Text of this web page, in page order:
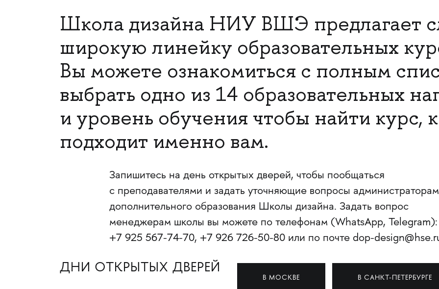
Школа дизайна НИУ ВШЭ предлагает
широкую линейку образовательных
Вы можете ознакомиться с полным
выбрать одно из 14 образовательных
и уровень обучения чтобы найти курс,
подходит именно вам.
Запишитесь на день открытых дверей, чтобы пообщаться
с преподавателями и задать уточняющие вопросы администраторам
дополнительного образования Школы дизайна. Задать вопрос
менеджерам школы вы можете по телефонам (WhatsApp, Telegram):
+7 925 567-74-70, +7 926 726-50-80 или по почте dop-
ДНИ ОТКРЫТЫХ ДВЕРЕЙ
В МОСКВЕ В САНКТ-ПЕТЕРБУРГЕ